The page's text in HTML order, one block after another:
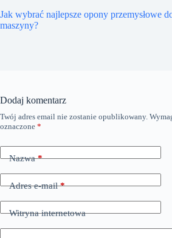
Jak wybrać najlepsze opony przemysłowe
maszyny?
Dodaj komentarz
Twój adres email nie zostanie opublikowany.
oznaczone *
Nazwa*
Adres e-mail*
Witryna internetowa